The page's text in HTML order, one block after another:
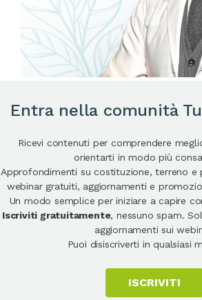
Entra nella comunità
Ricevi contenuti per comprendere
orientarti in modo più
Approfondimenti su costituzione, terreno e
webinar gratuiti, aggiornamenti e
Un modo semplice per iniziare a capire
Iscriviti gratuitamente, nessuno spam.
aggiornamenti sui
Puoi disiscriverti in qualsiasi
ISCRIVITI